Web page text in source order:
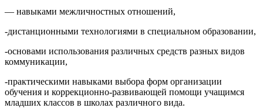
— навыками межличностных отношений,
-дистанционными технологиями в специальном образовании,
-основами использования различных средств разных видов
коммуникации,
-практическими навыками выбора форм организации
обучения и коррекционно-развивающей помощи учащимся
младших классов в школах различного вида.